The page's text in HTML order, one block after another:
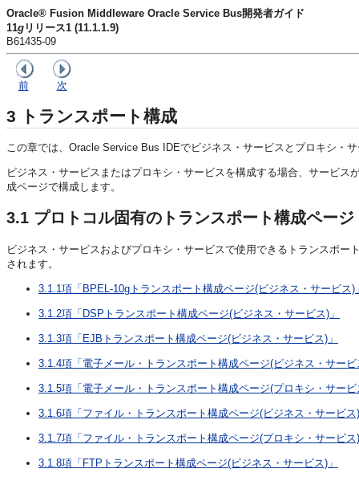
Oracle® Fusion Middleware Oracle Service Bus開発者ガイド
11g リリース1 (11.1.1.9)
B61435-09
前 次
3 トランスポート構成
この章では、Oracle Service Bus IDEでビジネス・サービスとプロキシ・
ビジネス・サービスまたはプロキシ・サービスを構成する場合、サービ
成ページで構成します。
3.1 プロトコル固有のトランスポート構成ページ
ビジネス・サービスおよびプロキシ・サービスで使用できるトランスポ
されます。
3.1.1項「BPEL-10gトランスポート構成ページ(ビジネス・サービス)
3.1.2項「DSPトランスポート構成ページ(ビジネス・サービス)」
3.1.3項「EJBトランスポート構成ページ(ビジネス・サービス)」
3.1.4項「電子メール・トランスポート構成ページ(ビジネス・サービ
3.1.5項「電子メール・トランスポート構成ページ(プロキシ・サービ
3.1.6項「ファイル・トランスポート構成ページ(ビジネス・サービス
3.1.7項「ファイル・トランスポート構成ページ(プロキシ・サービス
3.1.8項「FTPトランスポート構成ページ(ビジネス・サービス)」